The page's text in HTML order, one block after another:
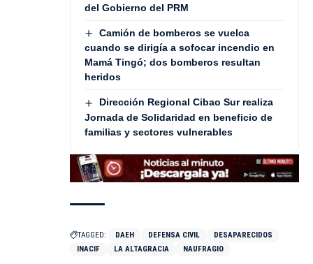
del Gobierno del PRM
Camión de bomberos se vuelca
cuando se dirigía a sofocar incendio en
Mamá Tingó; dos bomberos resultan
heridos
Dirección Regional Cibao Sur realiza
Jornada de Solidaridad en beneficio de
familias y sectores vulnerables
TAGGED: DAEH DEFENSA CIVIL
DESAPARECIDOS
INACIF
LA ALTAGRACIA NAUFRAGIO